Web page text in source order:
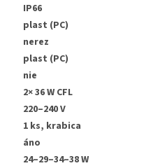
IP66
plast (PC)
nerez
plast (PC)
nie
2× 36 W CFL
220–240 V
1 ks, krabica
áno
24–29–34–38 W